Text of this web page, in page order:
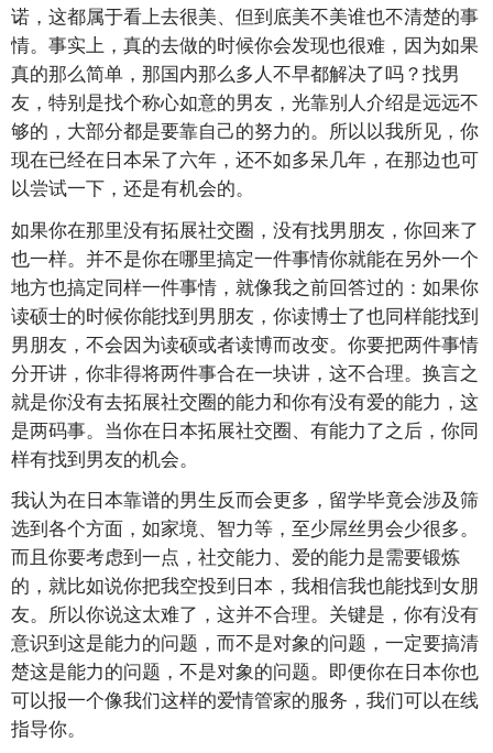
诺，这都属于看上去很美、但到底美不美谁也不清楚的事
情。事实上，真的去做的时候你会发现也很难，因为如果
真的那么简单，那国内那么多人不早都解决了吗？找男
友，特别是找个称心如意的男友，光靠别人介绍是远远不
够的，大部分都是要靠自己的努力的。所以以我所见，你
现在已经在日本呆了六年，还不如多呆几年，在那边也可
以尝试一下，还是有机会的。
如果你在那里没有拓展社交圈，没有找男朋友，你回来了
也一样。并不是你在哪里搞定一件事情你就能在另外一个
地方也搞定同样一件事情，就像我之前回答过的：如果你
读硕士的时候你能找到男朋友，你读博士了也同样能找到
男朋友，不会因为读硕或者读博而改变。你要把两件事情
分开讲，你非得将两件事合在一块讲，这不合理。换言之
就是你没有去拓展社交圈的能力和你有没有爱的能力，这
是两码事。当你在日本拓展社交圈、有能力了之后，你同
样有找到男友的机会。
我认为在日本靠谱的男生反而会更多，留学毕竟会涉及筛
选到各个方面，如家境、智力等，至少屌丝男会少很多。
而且你要考虑到一点，社交能力、爱的能力是需要锻炼
的，就比如说你把我空投到日本，我相信我也能找到女朋
友。所以你说这太难了，这并不合理。关键是，你有没有
意识到这是能力的问题，而不是对象的问题，一定要搞清
楚这是能力的问题，不是对象的问题。即便你在日本你也
可以报一个像我们这样的爱情管家的服务，我们可以在线
指导你。